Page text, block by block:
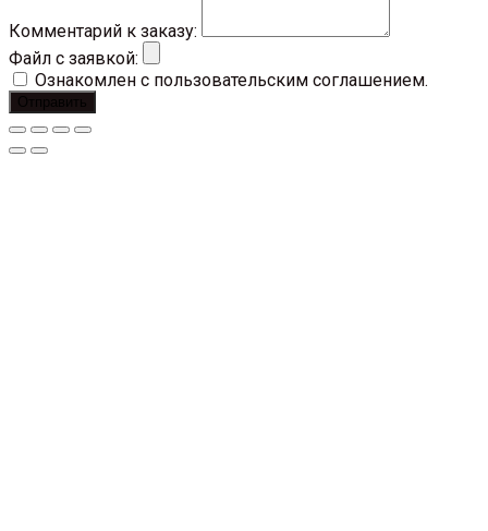
Комментарий к заказу:
Файл с заявкой:
Ознакомлен с пользовательским соглашением.
Отправить